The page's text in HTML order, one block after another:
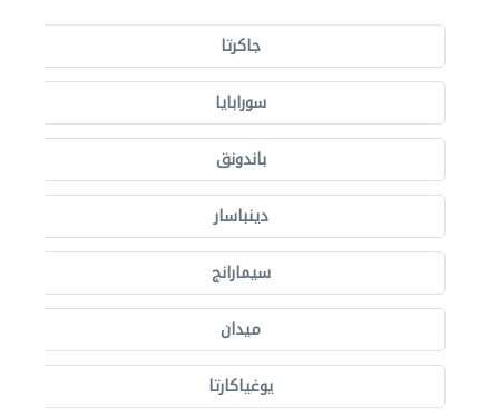
جاكرتا
سورابايا
باندونق
دينباسار
سيمارانج
ميدان
يوغياكارتا